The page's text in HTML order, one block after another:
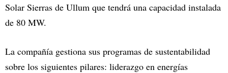
Solar Sierras de Ullum que tendrá una capacidad instalada
de 80 MW.
La compañía gestiona sus programas de sustentabilidad
sobre los siguientes pilares: liderazgo en energías